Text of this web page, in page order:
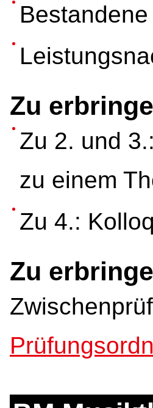
Zu
Zu 2. und
zu einem
Zu 4.:
Zu